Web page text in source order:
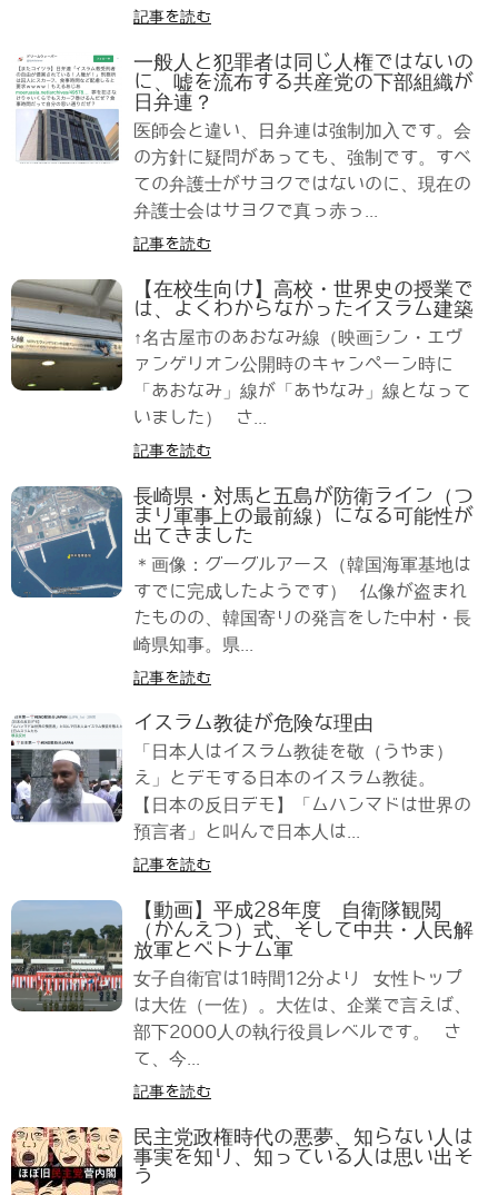
記事を読む
一般人と犯罪者は同じ人権ではないの
に、嘘を流布する共産党の下部組織が
日弁連？
医師会と違い、日弁連は強制加入です。会
の方針に疑問があっても、強制です。すべ
ての弁護士がサヨクではないのに、現在の
弁護士会はサヨクで真っ赤っ...
記事を読む
【在校生向け】高校・世界史の授業で
は、よくわからなかったイスラム建築
↑名古屋市のあおなみ線（映画シン・エヴ
ァンゲリオン公開時のキャンペーン時に
「あおなみ」線が「あやなみ」線となって
いました） さ...
記事を読む
長崎県・対馬と五島が防衛ライン（つ
まり軍事上の最前線）になる可能性が
出てきました
＊画像：グーグルアース（韓国海軍基地は
すでに完成したようです） 仏像が盗まれ
たものの、韓国寄りの発言をした中村・長
崎県知事。県...
記事を読む
イスラム教徒が危険な理由
「日本人はイスラム教徒を敬（うやま）
え」とデモする日本のイスラム教徒。
【日本の反日デモ】「ムハンマドは世界の
預言者」と叫んで日本人は...
記事を読む
【動画】平成28年度 自衛隊観閲
（かんえつ）式、そして中共・人民解
放軍とベトナム軍
女子自衛官は1時間12分より 女性トップ
は大佐（一佐）。大佐は、企業で言えば、
部下2000人の執行役員レベルです。 さ
て、今...
記事を読む
民主党政権時代の悪夢、知らない人は
事実を知り、知っている人は思い出そ
う